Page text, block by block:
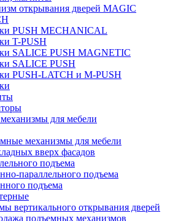
открывания дверей MAGIC
PUSH MECHANICAL
T-PUSH
SALICE PUSH MAGNETIC
SALICE PUSH
PUSH-LATCH и M-PUSH
для мебели
механизмы для мебели
вверх фасадов
подъема
параллельного подъема
подъема
вертикального открывания дверей
подъемных механизмов